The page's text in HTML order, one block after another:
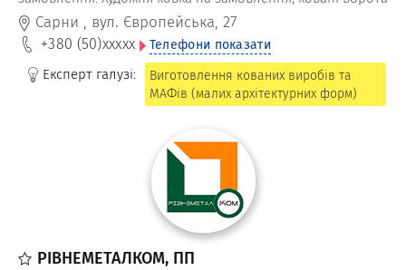
та брами, садові гойдалки, ковані презенти, мангали
ручної роботи, металеві огорожі та паркани. А також
виготовляємо МАФи: вагончики, гаражі, кіоски, склади,
модульні металеві споруди тощо в Рівному, Сарнах та
Сарни , вул. Європейська, 27
+380 (50)xxxxx Телефони показати
Експерт галузі:
Виготовлення кованих виробів та
МАФів (малих архітектурних форм)
РІВНЕМЕТАЛКОМ, ПП